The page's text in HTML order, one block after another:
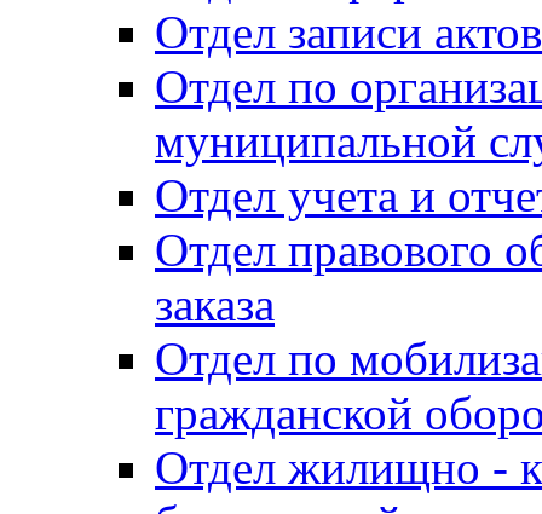
Отдел записи
Отдел по
муниципальной
Отдел учета и
Отдел правового
заказа
Отдел по
гражданской
Отдел жилищно -